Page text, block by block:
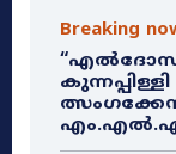
Breaking
കുന്നപ്പിള്ളി